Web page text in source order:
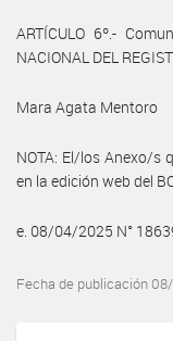
ARTÍCULO 6º.-
NACIONAL DEL
Mara Agata Mentoro
NOTA: El/los Anexo/s
en la edición web del
e. 08/04/2025 N°
Fecha de publicación